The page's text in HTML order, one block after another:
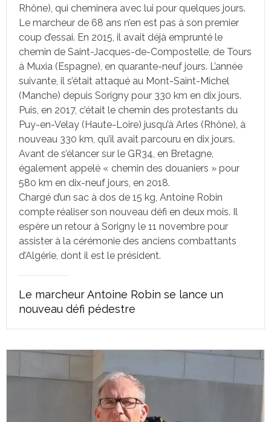
Rhône), qui cheminera avec lui pour quelques jours.
Le marcheur de 68 ans n’en est pas à son premier
coup d’essai. En 2015, il avait déjà emprunté le
chemin de Saint-Jacques-de-Compostelle, de Tours
à Muxia (Espagne), en quarante-neuf jours. L’année
suivante, il s’était attaqué au Mont-Saint-Michel
(Manche) depuis Sorigny pour 330 km en dix jours.
Puis, en 2017, c’était le chemin des protestants du
Puy-en-Velay (Haute-Loire) jusqu’à Arles (Rhône), à
nouveau 330 km, qu’il avait parcouru en dix jours.
Avant de s’élancer sur le GR34, en Bretagne,
également appelé « chemin des douaniers » pour
580 km en dix-neuf jours, en 2018.
Chargé d’un sac à dos de 15 kg, Antoine Robin
compte réaliser son nouveau défi en deux mois. Il
espère un retour à Sorigny le 11 novembre pour
assister à la cérémonie des anciens combattants
d’Algérie, dont il est le président.
Le marcheur Antoine Robin se lance un
nouveau défi pédestre